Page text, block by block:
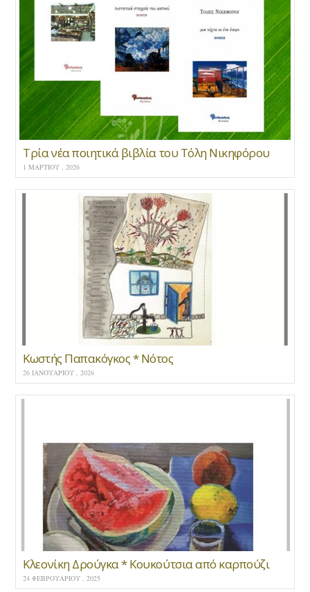
Τρία νέα ποιητικά βιβλία του Τόλη Νικηφόρου
1 ΜΑΡΤΊΟΥ , 2026
Κωστής Παπακόγκος * Νότος
26 ΙΑΝΟΥΑΡΊΟΥ , 2026
Κλεονίκη Δρούγκα * Κουκούτσια από καρπούζι
24 ΦΕΒΡΟΥΑΡΊΟΥ , 2025